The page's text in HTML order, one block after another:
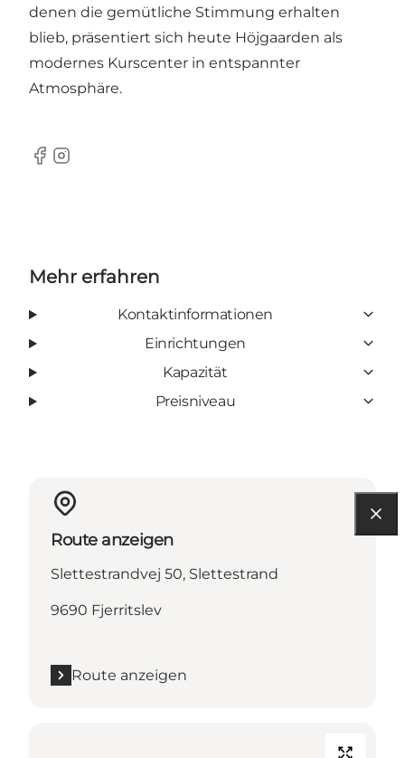
denen die gemütliche Stimmung erhalten
blieb, präsentiert sich heute Höjgaarden als
modernes Kurscenter in entspannter
Atmosphäre.
Facebook
Instagram
Mehr erfahren
Kontaktinformationen
Einrichtungen
Kapazität
Preisniveau
Route anzeigen
Slettestrandvej 50, Slettestrand
9690 Fjerritslev
Route anzeigen